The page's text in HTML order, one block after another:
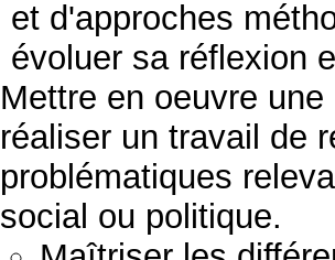
et d'approches
évoluer sa réflexion
Mettre en oeuvre
réaliser un travail de
problématiques
social ou politique.